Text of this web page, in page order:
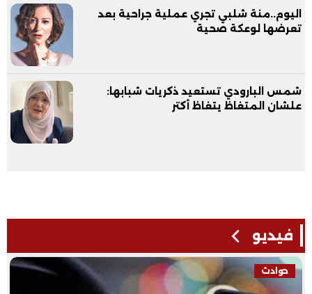
اليوم..منة شلبي تجري عملية جراحية بعد
تعرضها لوعكة صحية
شمس البارودي تستعيد ذكريات شبابها:
علشان المتغاظ يتغاظ أكتر
فيديو
حوادث